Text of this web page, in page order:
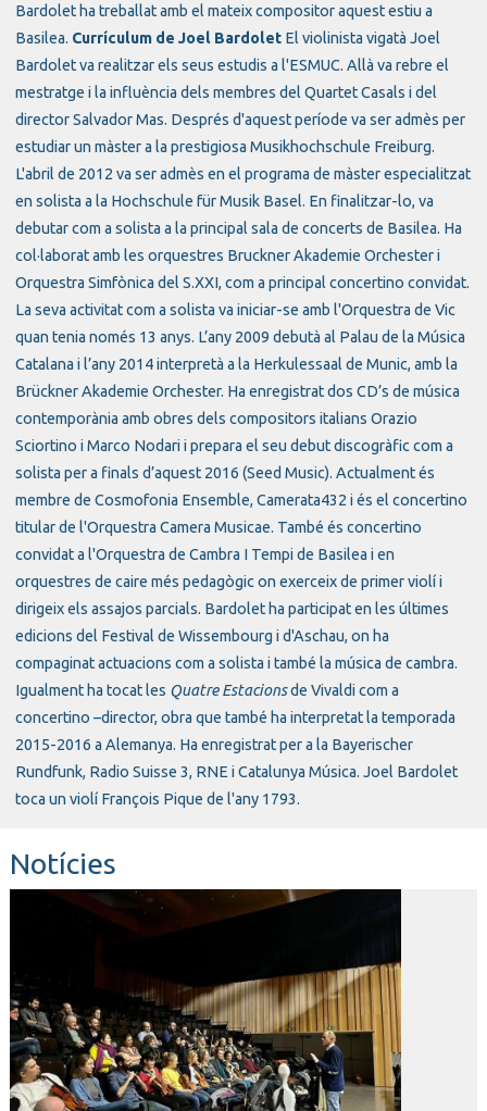
Bardolet ha treballat amb el mateix compositor aquest estiu a
Basilea. Currículum de Joel Bardolet El violinista vigatà Joel
Bardolet va realitzar els seus estudis a l'ESMUC. Allà va rebre el
mestratge i la influència dels membres del Quartet Casals i del
director Salvador Mas. Després d'aquest període va ser admès per
estudiar un màster a la prestigiosa Musikhochschule Freiburg.
L'abril de 2012 va ser admès en el programa de màster especialitzat
en solista a la Hochschule für Musik Basel. En finalitzar-lo, va
debutar com a solista a la principal sala de concerts de Basilea. Ha
col·laborat amb les orquestres Bruckner Akademie Orchester i
Orquestra Simfònica del S.XXI, com a principal concertino convidat.
La seva activitat com a solista va iniciar-se amb l'Orquestra de Vic
quan tenia només 13 anys. L’any 2009 debutà al Palau de la Música
Catalana i l’any 2014 interpretà a la Herkulessaal de Munic, amb la
Brückner Akademie Orchester. Ha enregistrat dos CD’s de música
contemporània amb obres dels compositors italians Orazio
Sciortino i Marco Nodari i prepara el seu debut discogràfic com a
solista per a finals d’aquest 2016 (Seed Music). Actualment és
membre de Cosmofonia Ensemble, Camerata432 i és el concertino
titular de l'Orquestra Camera Musicae. També és concertino
convidat a l'Orquestra de Cambra I Tempi de Basilea i en
orquestres de caire més pedagògic on exerceix de primer violí i
dirigeix els assajos parcials. Bardolet ha participat en les últimes
edicions del Festival de Wissembourg i d'Aschau, on ha
compaginat actuacions com a solista i també la música de cambra.
Igualment ha tocat les Quatre Estacionsde Vivaldi com a
concertino –director, obra que també ha interpretat la temporada
2015-2016 a Alemanya. Ha enregistrat per a la Bayerischer
Rundfunk, Radio Suisse 3, RNE i Catalunya Música. Joel Bardolet
toca un violí François Pique de l'any 1793.
Notícies